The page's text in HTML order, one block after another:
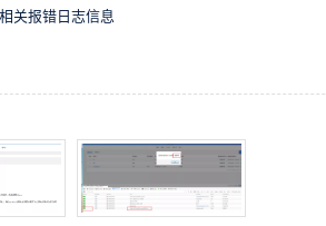
关报错日志信息